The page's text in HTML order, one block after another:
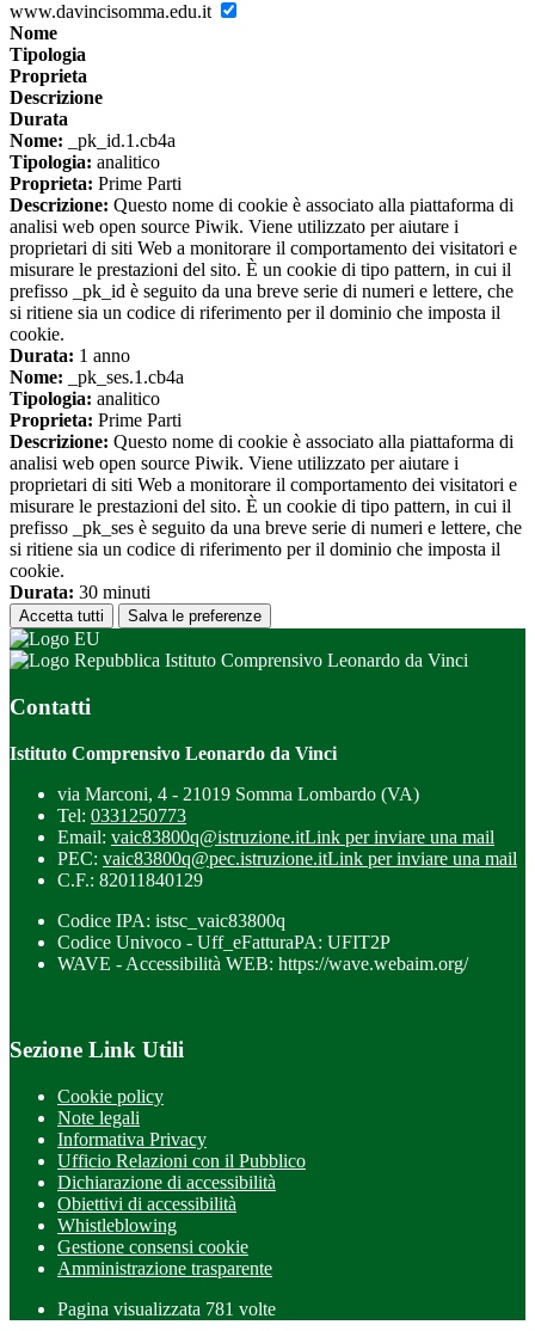
www.davincisomma.edu.it
Nome
Tipologia
Proprieta
Descrizione
Durata
Nome: _pk_id.1.cb4a
Tipologia: analitico
Proprieta: Prime Parti
Descrizione: Questo nome di cookie è associato alla piattaforma di
analisi web open source Piwik. Viene utilizzato per aiutare i
proprietari di siti Web a monitorare il comportamento dei visitatori e
misurare le prestazioni del sito. È un cookie di tipo pattern, in cui il
prefisso _pk_id è seguito da una breve serie di numeri e lettere, che
si ritiene sia un codice di riferimento per il dominio che imposta il
cookie.
Durata: 1 anno
Nome: _pk_ses.1.cb4a
Tipologia: analitico
Proprieta: Prime Parti
Descrizione: Questo nome di cookie è associato alla piattaforma di
analisi web open source Piwik. Viene utilizzato per aiutare i
proprietari di siti Web a monitorare il comportamento dei visitatori e
misurare le prestazioni del sito. È un cookie di tipo pattern, in cui il
prefisso _pk_ses è seguito da una breve serie di numeri e lettere, che
si ritiene sia un codice di riferimento per il dominio che imposta il
cookie.
Durata: 30 minuti
Accetta tutti Salva le preferenze
Istituto Comprensivo Leonardo da Vinci
Contatti
Istituto Comprensivo Leonardo da Vinci
via Marconi, 4 - 21019 Somma Lombardo (VA)
Tel: 0331250773
Email: vaic83800q@istruzione.itLink per inviare una mail
PEC: vaic83800q@pec.istruzione.itLink per inviare una mail
C.F.: 82011840129
Codice IPA: istsc_vaic83800q
Codice Univoco - Uff_eFatturaPA: UFIT2P
WAVE - Accessibilità WEB: https://wave.webaim.org/
Sezione Link Utili
Cookie policy
Note legali
Informativa Privacy
Ufficio Relazioni con il Pubblico
Dichiarazione di accessibilità
Obiettivi di accessibilità
Whistleblowing
Gestione consensi cookie
Amministrazione trasparente
Pagina visualizzata 781 volte